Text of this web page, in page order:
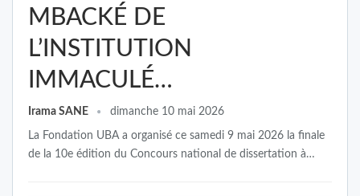
MBACKÉ DE
L’INSTITUTION
IMMACULÉ…
Irama SANE dimanche 10 mai 2026
La Fondation UBA a organisé ce samedi 9 mai 2026 la finale
de la 10e édition du Concours national de dissertation à…